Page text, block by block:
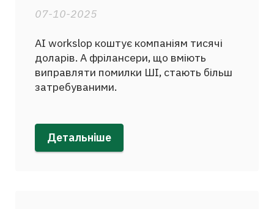
07-10-2025
AI workslop коштує компаніям тисячі
доларів. А фрілансери, що вміють
виправляти помилки ШІ, стають більш
затребуваними.
Детальніше